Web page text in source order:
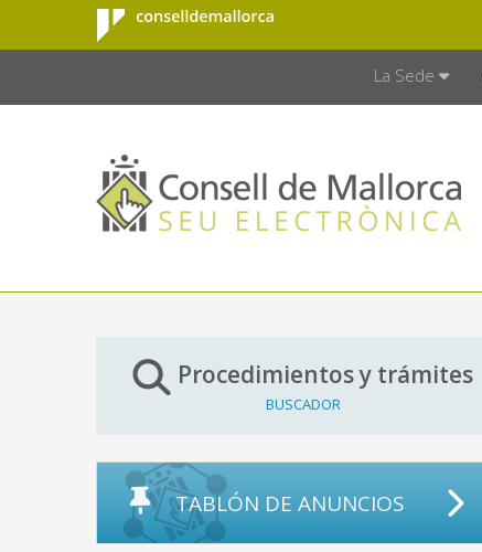
Saltar al contenido principal
Consell de
Mallorca
La Sede
Procedimientos y trámites
BUSCADOR
TABLÓN DE ANUNCIOS